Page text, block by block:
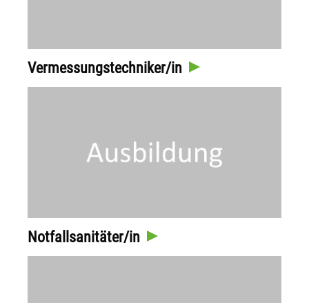
Vermessungstechniker/in
Notfallsanitäter/in